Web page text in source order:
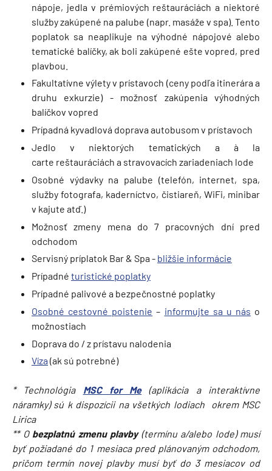
nápoje, jedla v prémiových reštauráciách a niektoré
služby zakúpené na palube (napr. masáže v spa). Tento
poplatok sa neaplikuje na výhodné nápojové alebo
tematické balíčky, ak boli zakúpené ešte vopred, pred
plavbou.
Fakultatívne výlety v prístavoch (ceny podľa itinerára a
druhu exkurzie) - možnosť zakúpenia výhodných
balíčkov vopred
Prípadná kyvadlová doprava autobusom v prístavoch
Jedlo v niektorých tematických a à la
carte reštauráciách a stravovacích zariadeniach lode
Osobné výdavky na palube (telefón, internet, spa,
služby fotografa, kaderníctvo, čistiareň, WiFi, minibar
v kajute atď.)
Možnosť zmeny mena do 7 pracovných dní pred
odchodom
Servisný príplatok Bar & Spa - bližšie informácie
Prípadné turistické poplatky
Prípadné palivové a bezpečnostné poplatky
Osobné cestovné poistenie – informujte sa u nás o
možnostiach
Doprava do / z prístavu nalodenia
Víza (ak sú potrebné)
* Technológia MSC for Me(aplikácia a interaktívne
náramky) sú k dispozícii na všetkých lodiach okrem MSC
Lirica
** O bezplatnú zmenu plavby (termínu a/alebo lode) musí
byť požiadané do 1 mesiaca pred plánovaným odchodom,
pričom termín novej plavby musí byť do 3 mesiacov od